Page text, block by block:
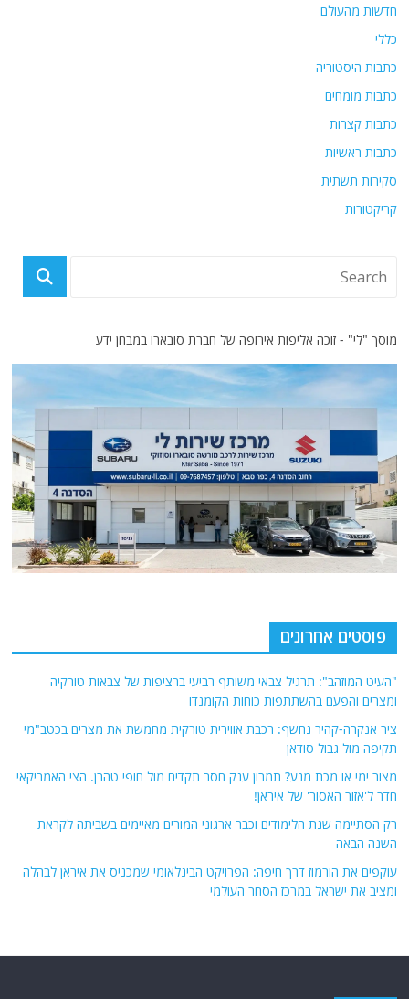
חדשות מהעולם
כללי
כתבות היסטוריה
כתבות מומחים
כתבות קצרות
כתבות ראשיות
סקירות תשתית
קריקטורות
מוסך "לי" - זוכה אליפות אירופה של חברת סובארו במבחן ידע
פוסטים אחרונים
"העיט המוזהב": תרגיל צבאי משותף רביעי ברציפות של צבאות טורקיה
ומצרים והפעם בהשתתפות כוחות הקומנדו
ציר אנקרה-קהיר נחשף: רכבת אווירית טורקית מחמשת את מצרים בכטב"מי
תקיפה מול גבול סודאן
מצור ימי או מכת מנע? תמרון ענק חסר תקדים מול חופי טהרן. הצי האמריקאי
חדר ל'אזור האסור' של איראן!
רק הסתיימה שנת הלימודים וכבר ארגוני המורים מאיימים בשביתה לקראת
השנה הבאה
עוקפים את הורמוז דרך חיפה: הפרויקט הבינלאומי שמכניס את איראן לבהלה
ומציב את ישראל במרכז הסחר העולמי